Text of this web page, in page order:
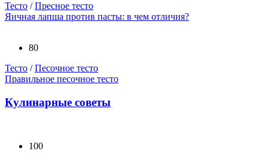
Тесто /Пресное тесто
Яичная лапша против пасты: в чем отличия?
80
Тесто /Песочное тесто
Правильное песочное тесто
Кулинарные советы
100